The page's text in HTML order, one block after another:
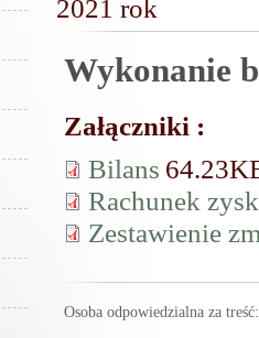
2021 rok
Wykonanie
Załączniki :
Bilans
Rachunek
Zestawienie
Osoba odpowiedzialna za